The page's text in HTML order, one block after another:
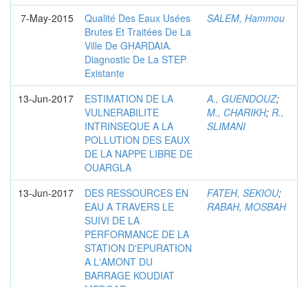
7-May-2015
Qualité Des Eaux Usées
Brutes Et Traitées De La
Ville De GHARDAIA.
Diagnostic De La STEP
Existante
SALEM, Hammou
13-Jun-2017
ESTIMATION DE LA
VULNERABILITE
INTRINSEQUE A LA
POLLUTION DES EAUX
DE LA NAPPE LIBRE DE
OUARGLA
A., GUENDOUZ;
M., CHARIKH; R.,
SLIMANI
13-Jun-2017
DES RESSOURCES EN
EAU A TRAVERS LE
SUIVI DE LA
PERFORMANCE DE LA
STATION D'EPURATION
A L'AMONT DU
BARRAGE KOUDIAT
FATEH, SEKIOU;
RABAH, MOSBAH